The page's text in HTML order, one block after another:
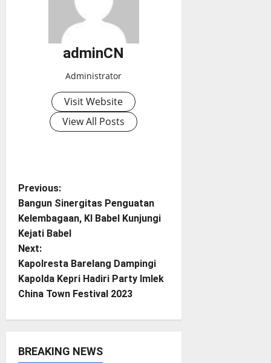
adminCN
Administrator
Visit Website
View All Posts
P
o
s
t
n
a
v
Previous:
Bangun Sinergitas Penguatan
Kelembagaan, KI Babel Kunjungi
Kejati Babel
Next:
Kapolresta Barelang Dampingi
Kapolda Kepri Hadiri Party Imlek
China Town Festival 2023
BREAKING NEWS